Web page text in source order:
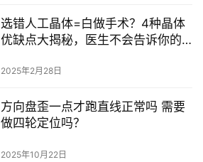
选错人工晶体=白做手术？4种晶体
优缺点大揭秘，医生不会告诉你的
2025年2月28日
方向盘歪一点才跑直线正常吗 需要
做四轮定位吗？
2025年10月22日